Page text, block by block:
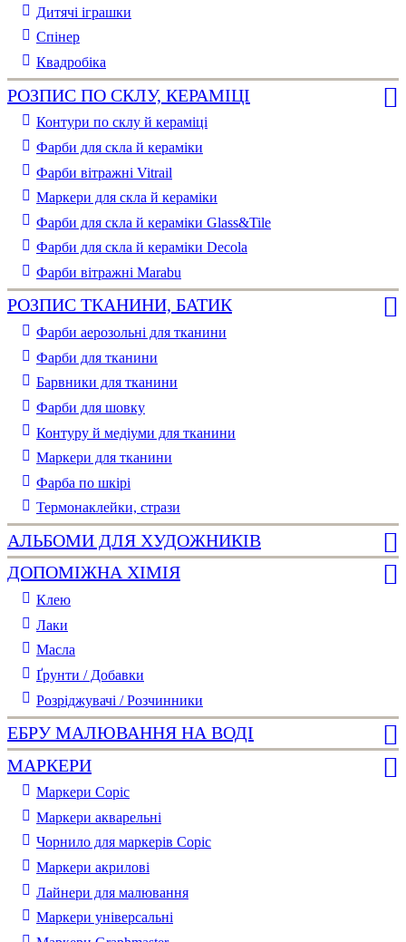
Дитячі іграшки
Спінер
Квадробіка
РОЗПИС ПО СКЛУ, КЕРАМІЦІ
Контури по склу й кераміці
Фарби для скла й кераміки
Фарби вітражні Vitrail
Маркери для скла й кераміки
Фарби для скла й кераміки Glass&Tile
Фарби для скла й кераміки Decola
Фарби вітражні Marabu
РОЗПИС ТКАНИНИ, БАТИК
Фарби аерозольні для тканини
Фарби для тканини
Барвники для тканини
Фарби для шовку
Контуру й медіуми для тканини
Маркери для тканини
Фарба по шкірі
Термонаклейки, стрази
АЛЬБОМИ ДЛЯ ХУДОЖНИКІВ
ДОПОМІЖНА ХІМІЯ
Клею
Лаки
Масла
Ґрунти / Добавки
Розріджувачі / Розчинники
ЕБРУ МАЛЮВАННЯ НА ВОДІ
МАРКЕРИ
Маркери Copic
Маркери акварельні
Чорнило для маркерів Copic
Маркери акрилові
Лайнери для малювання
Маркери універсальні